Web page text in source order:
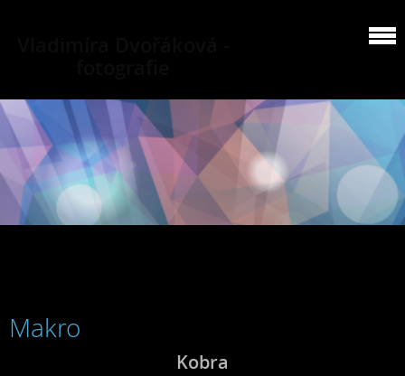
Makro
Kobra